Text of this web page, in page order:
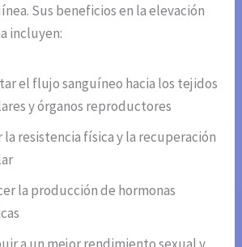
Sus beneficios en la elevación
incluyen:
el flujo sanguíneo hacia los tejidos
y órganos reproductores
la resistencia física y la recuperación
la producción de hormonas